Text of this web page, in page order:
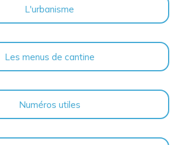
L'urbanisme
Les menus de cantine
Numéros utiles